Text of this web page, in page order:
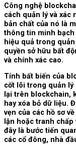
Công nghệ
cách quản lý và xác
bản chất của nó là
thông tin minh bạch
hiệu quả trong
quyền sở hữu bất
và chính xác cao.
Tính bất biến của
cốt lõi trong quản
lại trên blockchain,
hay xóa bỏ dữ liệu.
vẹn của các hồ sơ
lận hoặc tranh chấp
đây là bước tiến
các cổ đông, nhà